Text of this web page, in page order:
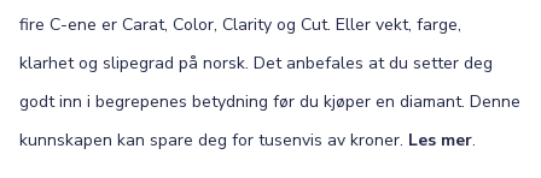
fire C-ene er Carat, Color, Clarity og Cut. Eller vekt, farge,
klarhet og slipegrad på norsk. Det anbefales at du setter deg
godt inn i begrepenes betydning før du kjøper en diamant. Denne
kunnskapen kan spare deg for tusenvis av kroner. Les mer.